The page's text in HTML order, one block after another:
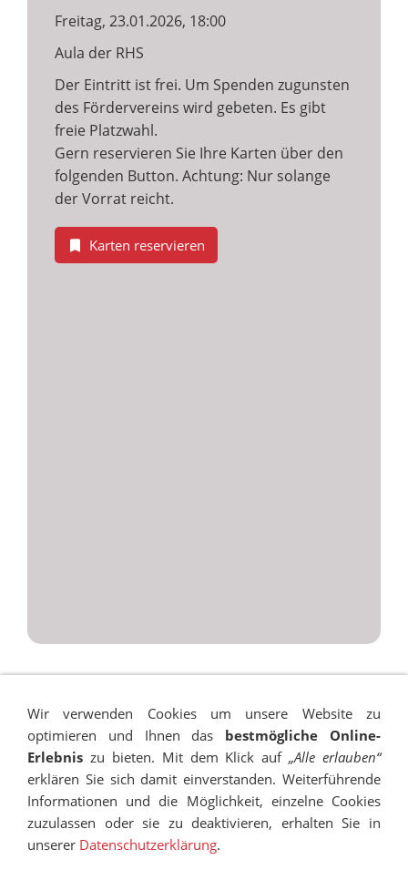
Freitag, 23.01.2026, 18:00
Aula der RHS
Der Eintritt ist frei. Um Spenden zugunsten
des Fördervereins wird gebeten. Es gibt
freie Platzwahl.
Gern reservieren Sie Ihre Karten über den
folgenden Button. Achtung: Nur solange
der Vorrat reicht.
Karten reservieren
Wir verwenden Cookies um unsere Website zu
optimieren und Ihnen das bestmögliche Online-
Erlebnis zu bieten. Mit dem Klick auf„Alle erlauben“
erklären Sie sich damit einverstanden. Weiterführende
Informationen und die Möglichkeit, einzelne Cookies
zuzulassen oder sie zu deaktivieren, erhalten Sie in
unserer Datenschutzerklärung.